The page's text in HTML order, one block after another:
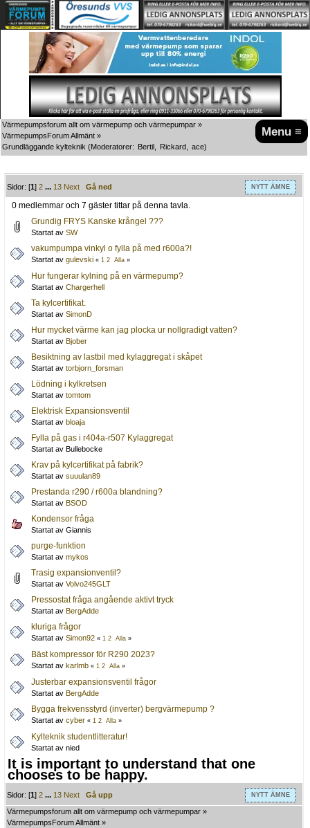
Menu ≡
Värmepumpsforum allt om värmepump och värmepumpar »
VärmepumpsForum Allmänt »
Grundläggande kylteknik (Moderatorer: Bertil Rickard ace)
Sidor: [1]2 ... 13 Next Gå ned NYTT ÄMNE
0 medlemmar och 7 gäster tittar på denna tavla.
Grundig FRYS Kanske krångel ???
Startat av SW
vakumpumpa vinkyl o fylla på med r600a?!
Startat av gulevski « 1 2 Alla »
Hur fungerar kylning på en värmepump?
Startat av Chargerhell
Ta kylcertifikat.
Startat av SimonD
Hur mycket värme kan jag plocka ur nollgradigt vatten?
Startat av Bjober
Besiktning av lastbil med kylaggregat i skåpet
Startat av torbjorn_forsman
Lödning i kylkretsen
Startat av tomtom
Elektrisk Expansionsventil
Startat av bloaja
Fylla på gas i r404a-r507 Kylaggregat
Startat av Bullebocke
Krav på kylcertifikat på fabrik?
Startat av suuulan89
Prestanda r290 / r600a blandning?
Startat av BSOD
Kondensor fråga
Startat av Giannis
purge-funktion
Startat av mykos
Trasig expansionventil?
Startat av Volvo245GLT
Pressostat fråga angående aktivt tryck
Startat av BergAdde
kluriga frågor
Startat av Simon92 « 1 2 Alla »
Bäst kompressor för R290 2023?
Startat av karlmb « 1 2 Alla »
Justerbar expansionsventil frågor
Startat av BergAdde
Bygga frekvensstyrd (inverter) bergvärmepump ?
Startat av cyber « 1 2 Alla »
Kylteknik studentlitteratur!
Startat av nied
It is important to understand that one
chooses to be happy.
NYTT ÄMNE
Sidor: [1]2 ... 13 Next
Gå upp
Värmepumpsforum allt om värmepump och värmepumpar »
VärmepumpsForum Allmänt »